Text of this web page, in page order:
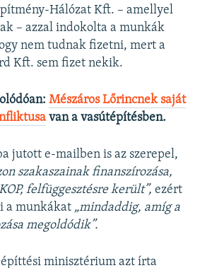
Hálózat Kft. – amellyel
– azzal indokolta a munkák
nem tudnak fizetni, mert a
Kft. sem fizet nekik.
Mészáros Lőrincnek saját
van a vasútépítésben.
jutott e-mailben is az szerepel,
szakaszainak finanszírozása,
felfüggesztésre került”, ezért
a munkákat „mindaddig, amíg a
megoldódik”.
építtési minisztérium azt írta